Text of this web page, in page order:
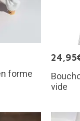
forme
vide